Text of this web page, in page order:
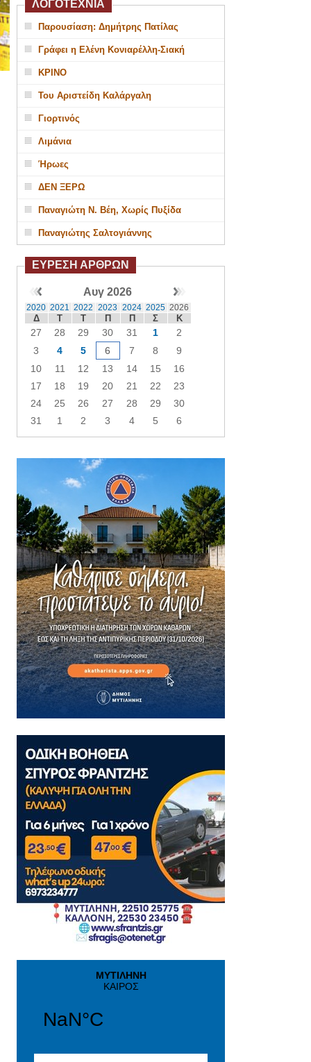
ΛΟΓΟΤΕΧΝΙΑ
Παρουσίαση: Δημήτρης Πατίλας
Γράφει η Ελένη Κονιαρέλλη-Σιακή
ΚΡΙΝΟ
Του Αριστείδη Καλάργαλη
Γιορτινός
Λιμάνια
Ήρωες
ΔΕΝ ΞΕΡΩ
Παναγιώτη Ν. Βέη, Χωρίς Πυξίδα
Παναγιώτης Σαλτογιάννης
ΕΥΡΕΣΗ ΑΡΘΡΩΝ
Αυγ 2026
2020 2021 2022 2023 2024 2025 2026
Δ Τ Τ Π Π Σ Κ
27 28 29 30 31 1
2
3
4 5 6 7 8
9
10
11 12 13 14 15
16
17
18 19 20 21 22
23
24
25 26 27 28 29
30
31
1 2 3 4 5 6